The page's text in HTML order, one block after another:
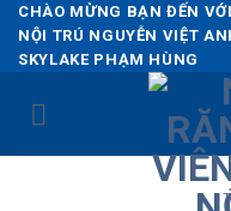
Skip
content
CHÀO MỪNG BẠN ĐẾN
NỘI TRÚ NGUYỄN VIỆT
SKYLAKE PHẠM HÙNG